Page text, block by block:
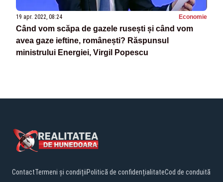
19 apr. 2022, 08:24 Economie
Când vom scăpa de gazele rusești și când vom
avea gaze ieftine, românești? Răspunsul
ministrului Energiei, Virgil Popescu
ContactTermeni și condițiiPolitică de confidențialitateCod de conduită